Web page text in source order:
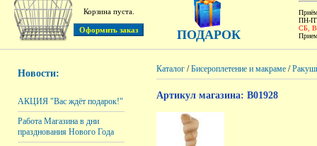
Корзина пуста.
ПОДАРОК
ПН-
СБ,
Новости:
АКЦИЯ "Вас ждёт подарок!"
Работа Магазина в дни
празднования Нового Года
Каталог /Бисероплетение и макраме /
Артикул магазина: B01928